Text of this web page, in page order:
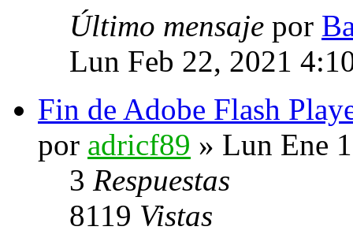
Último mensaje por
Lun Feb 22, 2021
Fin de Adobe Flash
por adricf89 » Lun Ene
3 Respuestas
8119 Vistas